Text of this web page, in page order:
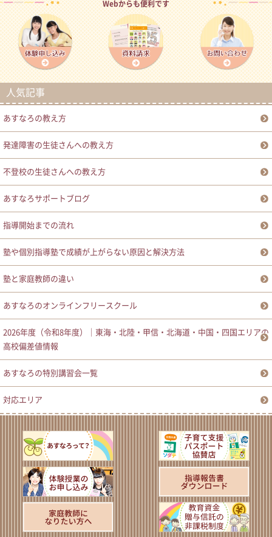
Webからも便利です
人気記事
あすなろの教え方
発達障害の生徒さんへの教え方
不登校の生徒さんへの教え方
あすなろサポートブログ
指導開始までの流れ
塾や個別指導塾で成績が上がらない原因と解決方法
塾と家庭教師の違い
あすなろのオンラインフリースクール
2026年度（令和8年度）｜東海・北陸・甲信・北海道・中国・四国エリアの
高校偏差値情報
あすなろの特別講習会一覧
対応エリア